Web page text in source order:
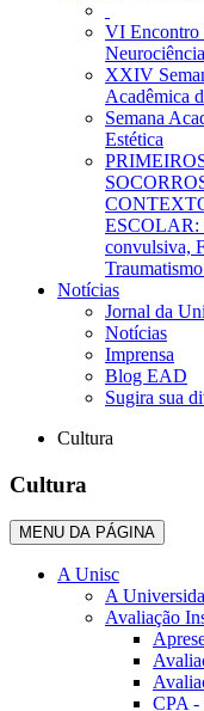
VI Encontro
XXIV
Acadêmica
Semana
Estética
ESCOLAR:
convulsiva,
Notícias
Jornal da
Notícias
Imprensa
Blog EAD
Sugira sua
Cultura
Cultura
MENU DA PÁGINA
A Unisc
A
Avaliação
CPA -